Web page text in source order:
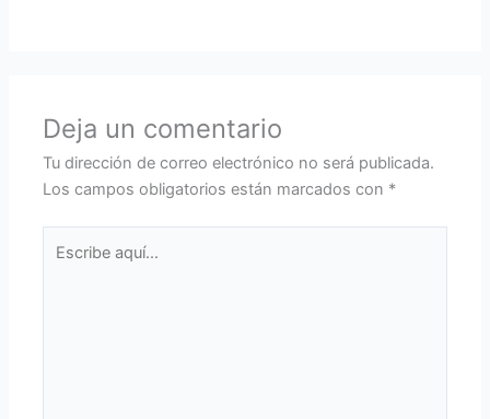
Deja un comentario
Tu dirección de correo electrónico no será publicada.
Los campos obligatorios están marcados con *
aquí...